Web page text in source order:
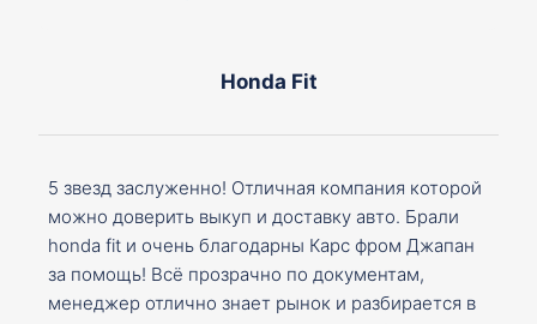
Honda Fit
5 звезд заслуженно! Отличная компания которой
можно доверить выкуп и доставку авто. Брали
honda fit и очень благодарны Карс фром Джапан
за помощь! Всё прозрачно по документам,
менеджер отлично знает рынок и разбирается в